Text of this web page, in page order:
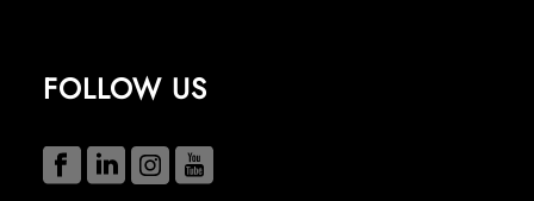
FOLLOW US